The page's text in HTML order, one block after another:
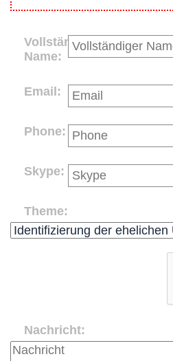
Vollständiger
Name:
Email:
Phone:
Skype:
Theme:
Nachricht: